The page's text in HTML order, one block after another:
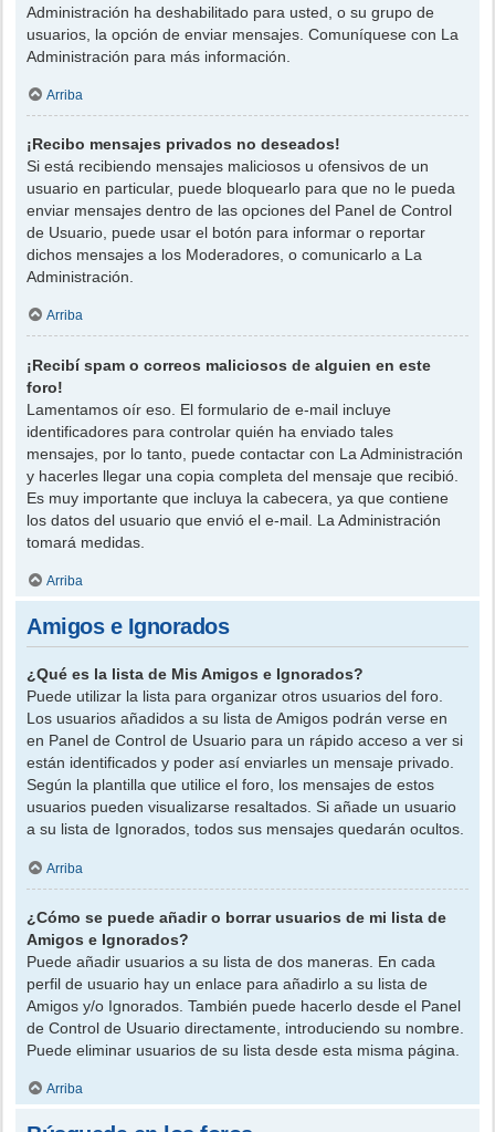
Administración ha deshabilitado para usted, o su grupo de
usuarios, la opción de enviar mensajes. Comuníquese con La
Administración para más información.
Arriba
¡Recibo mensajes privados no deseados!
Si está recibiendo mensajes maliciosos u ofensivos de un
usuario en particular, puede bloquearlo para que no le pueda
enviar mensajes dentro de las opciones del Panel de Control
de Usuario, puede usar el botón para informar o reportar
dichos mensajes a los Moderadores, o comunicarlo a La
Administración.
Arriba
¡Recibí spam o correos maliciosos de alguien en este
foro!
Lamentamos oír eso. El formulario de e-mail incluye
identificadores para controlar quién ha enviado tales
mensajes, por lo tanto, puede contactar con La Administración
y hacerles llegar una copia completa del mensaje que recibió.
Es muy importante que incluya la cabecera, ya que contiene
los datos del usuario que envió el e-mail. La Administración
tomará medidas.
Arriba
Amigos e Ignorados
¿Qué es la lista de Mis Amigos e Ignorados?
Puede utilizar la lista para organizar otros usuarios del foro.
Los usuarios añadidos a su lista de Amigos podrán verse en
en Panel de Control de Usuario para un rápido acceso a ver si
están identificados y poder así enviarles un mensaje privado.
Según la plantilla que utilice el foro, los mensajes de estos
usuarios pueden visualizarse resaltados. Si añade un usuario
a su lista de Ignorados, todos sus mensajes quedarán ocultos.
Arriba
¿Cómo se puede añadir o borrar usuarios de mi lista de
Amigos e Ignorados?
Puede añadir usuarios a su lista de dos maneras. En cada
perfil de usuario hay un enlace para añadirlo a su lista de
Amigos y/o Ignorados. También puede hacerlo desde el Panel
de Control de Usuario directamente, introduciendo su nombre.
Puede eliminar usuarios de su lista desde esta misma página.
Arriba